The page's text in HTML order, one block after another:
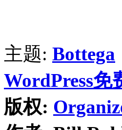
主题: Bottega
WordPress免
版权: